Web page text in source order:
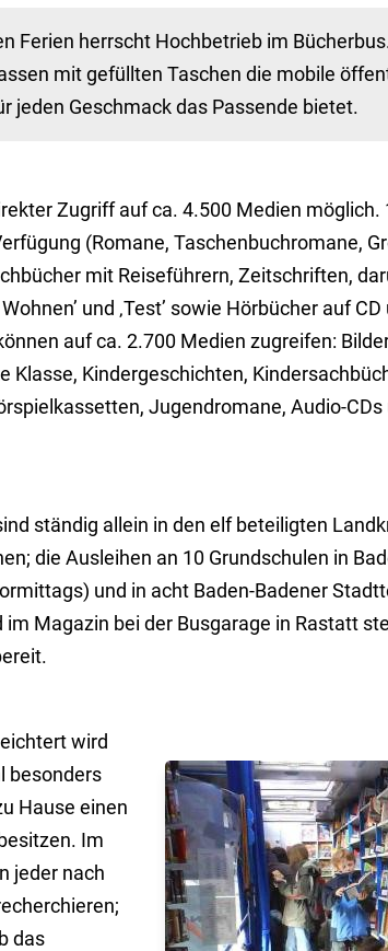
Ferien herrscht Hochbetrieb im
mit gefüllten Taschen die mobile
jeden Geschmack das Passende bietet.
Zugriff auf ca. 4.500 Medien
(Romane, Taschenbuchromane,
mit Reiseführern, Zeitschriften,
Wohnen’ und ‚Test’ sowie Hörbücher auf
auf ca. 2.700 Medien zugreifen:
Klasse, Kindergeschichten,
Jugendromane, Audio-CDs
ständig allein in den elf beteiligten
die Ausleihen an 10 Grundschulen in
und in acht Baden-Badener
im Magazin bei der Busgarage in Rastatt
wird
besonders
Hause einen
Im
jeder nach
das